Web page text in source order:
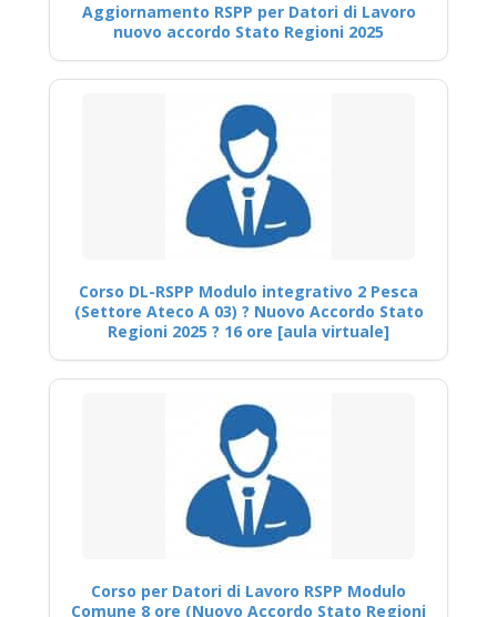
Aggiornamento RSPP per Datori di Lavoro
nuovo accordo Stato Regioni 2025
Corso DL-RSPP Modulo integrativo 2 Pesca
(Settore Ateco A 03) ? Nuovo Accordo Stato
Regioni 2025 ? 16 ore [aula virtuale]
Corso per Datori di Lavoro RSPP Modulo
Comune 8 ore (Nuovo Accordo Stato Regioni